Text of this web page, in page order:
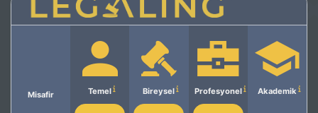
Misafir Temel Bireysel Profesyonel Akademik